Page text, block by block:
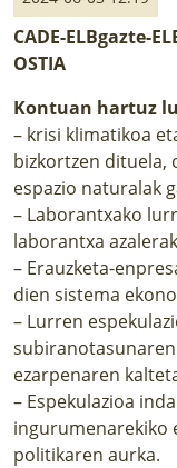
LURRAREN
AZOKA
CADE-ELBgazte-
OSTIA
Kontuan hartuz
– krisi klimatikoa
bizkortzen dituela,
espazio naturalak
– Laborantxako
laborantxa
– Erauzketa-
dien sistema
– Lurren
ezarpenaren
– Espekulazioa
ingurumenarekiko
politikaren aurka.